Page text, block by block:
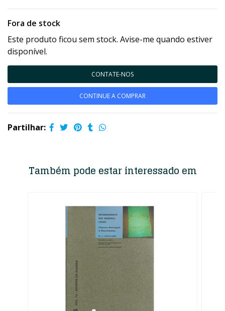
Fora de stock
Este produto ficou sem stock. Avise-me quando estiver
disponível.
CONTATE-NOS
CONTINUE A COMPRAR
Partilhar:
Também pode estar interessado em